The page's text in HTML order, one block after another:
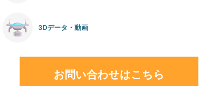
3Dデータ・動画
お問い合わせはこちら